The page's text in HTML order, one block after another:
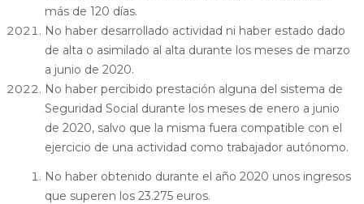
más de 120 días.
No haber desarrollado actividad ni haber estado dado
de alta o asimilado al alta durante los meses de marzo
a junio de 2020.
No haber percibido prestación alguna del sistema de
Seguridad Social durante los meses de enero a junio
de 2020, salvo que la misma fuera compatible con el
ejercicio de una actividad como trabajador autónomo.
No haber obtenido durante el año 2020 unos ingresos
que superen los 23.275 euros.